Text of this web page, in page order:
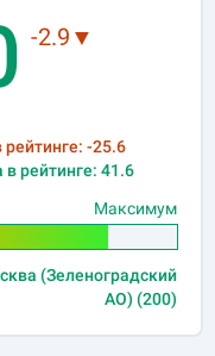
-2.9▼
-25.6
рейтинге: 41.6
Максимум
(Зеленоградский
АО) (200)